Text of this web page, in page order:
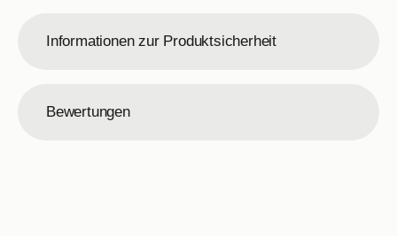
Informationen zur Produktsicherheit
Bewertungen